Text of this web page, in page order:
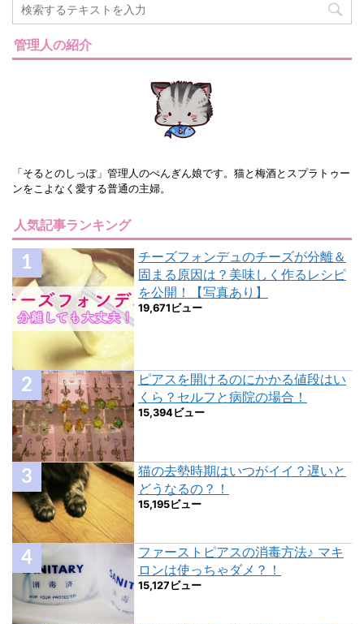
管理人の紹介
「そるとのしっぽ」管理人のぺんぎん娘です。猫と梅酒とスプラトゥー
ンをこよなく愛する普通の主婦。
人気記事ランキング
チーズフォンデュのチーズが分離＆
固まる原因は？美味しく作るレシピ
を公開！【写真あり】
19,671ビュー
ピアスを開けるのにかかる値段はい
くら？セルフと病院の場合！
15,394ビュー
猫の去勢時期はいつがイイ？遅いと
どうなるの？！
15,195ビュー
ファーストピアスの消毒方法♪ マキ
ロンは使っちゃダメ？！
15,127ビュー